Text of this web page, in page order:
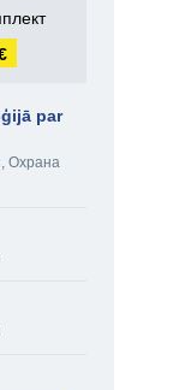
par
, Охрана